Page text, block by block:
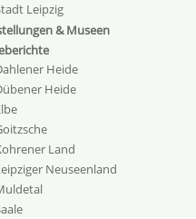
Leipzig
& Museen
Heide
Heide
Land
Neuseenland